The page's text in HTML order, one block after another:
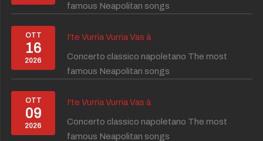
famous Neapolitan songs
OTT
16
2026
I'te Vurria Vurria Vas à
Concerto classico napoletano The most
famous Neapolitan songs
OTT
09
2026
I'te Vurria Vurria Vas à
Concerto classico napoletano The most
famous Neapolitan songs